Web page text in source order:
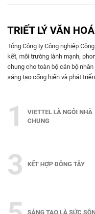
TRIẾT LÝ VĂN HOÁ
Tổng Công ty Công nghiệp
kết, môi trường lành mạnh,
chung cho toàn bộ cán bộ
sáng tạo cống hiến và phát
1
VIETTEL LÀ NGÔI NHÀ
CHUNG
3 KẾT HỢP ĐÔNG TÂY
SÁNG TẠO LÀ SỨC